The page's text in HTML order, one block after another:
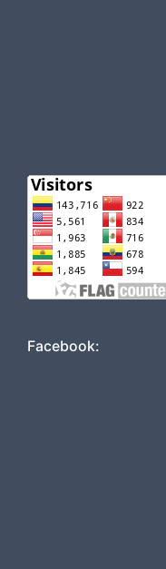
Facebook: